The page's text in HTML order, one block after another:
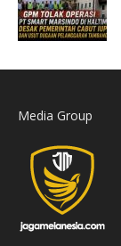
Media Group